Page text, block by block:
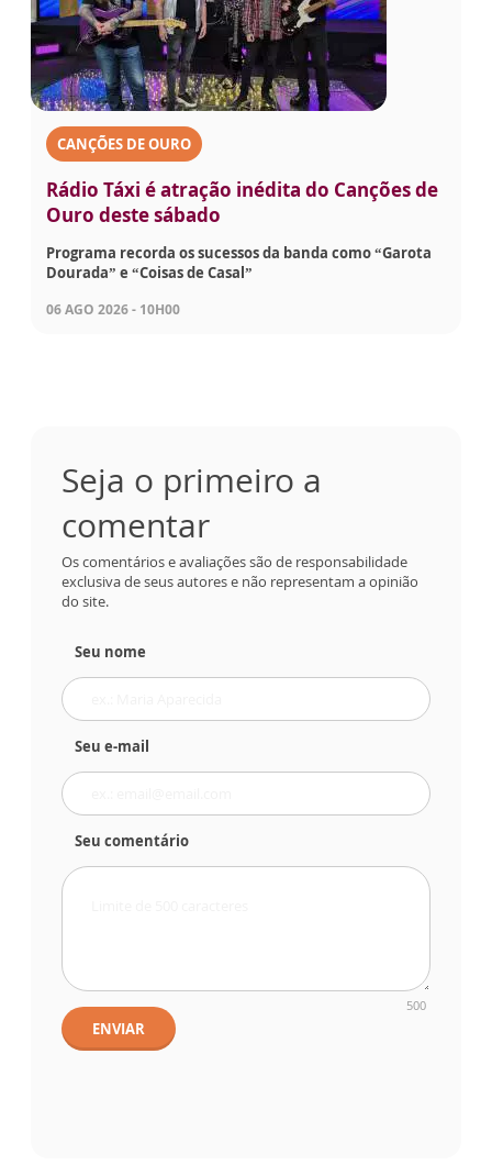
CANÇÕES DE OURO
Rádio Táxi é atração inédita do Canções de
Ouro deste sábado
Programa recorda os sucessos da banda como “Garota
Dourada” e “Coisas de Casal”
06 AGO 2026 - 10H00
Seja o primeiro a
comentar
Os comentários e avaliações são de responsabilidade
exclusiva de seus autores e não representam a opinião
do site.
Seu nome
Seu e-mail
Seu comentário
500
ENVIAR